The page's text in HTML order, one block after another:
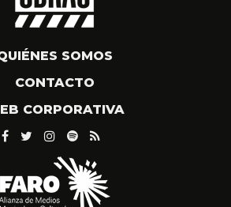
SOMOS
CONTACTO
CORPORATIVA